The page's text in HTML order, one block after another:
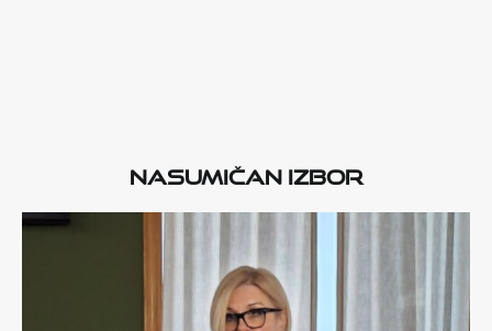
Nasumičan izbor